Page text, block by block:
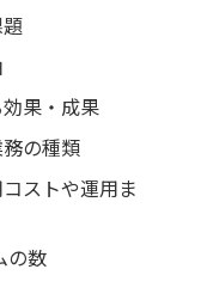
果・成果
の種類
ストや運用ま
の数